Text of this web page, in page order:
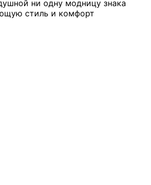
ни одну модницу знака
стиль и комфорт